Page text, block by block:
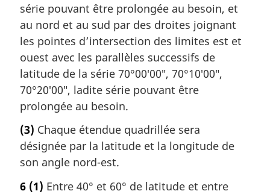
série pouvant être prolongée au besoin, et
au nord et au sud par des droites joignant
les pointes d’intersection des limites est et
ouest avec les parallèles successifs de
latitude de la série 70°00′00″, 70°10′00″,
70°20′00″, ladite série pouvant être
prolongée au besoin.
(3) Chaque étendue quadrillée sera
désignée par la latitude et la longitude de
son angle nord-est.
6 (1) Entre 40° et 60° de latitude et entre